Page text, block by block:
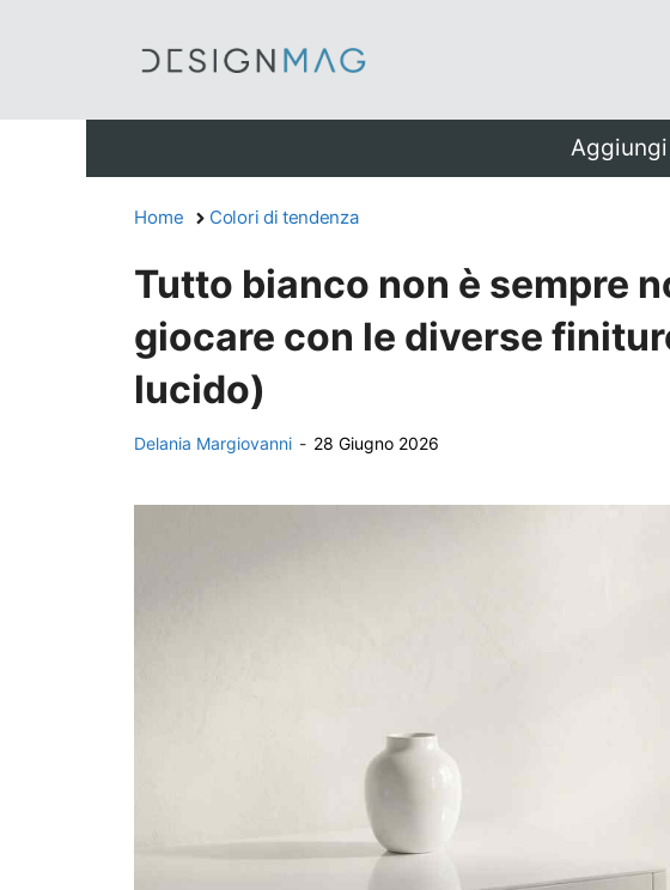
Home Colori di tendenza
Tutto bianco non è sempre
giocare con le diverse
lucido)
Delania Margiovanni - 28 Giugno 2026